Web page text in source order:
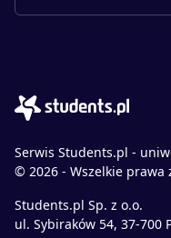
Serwis Students.pl -
© 2026 - Wszelkie prawa
Students.pl Sp. z o.o.
ul. Sybiraków 54, 37-700